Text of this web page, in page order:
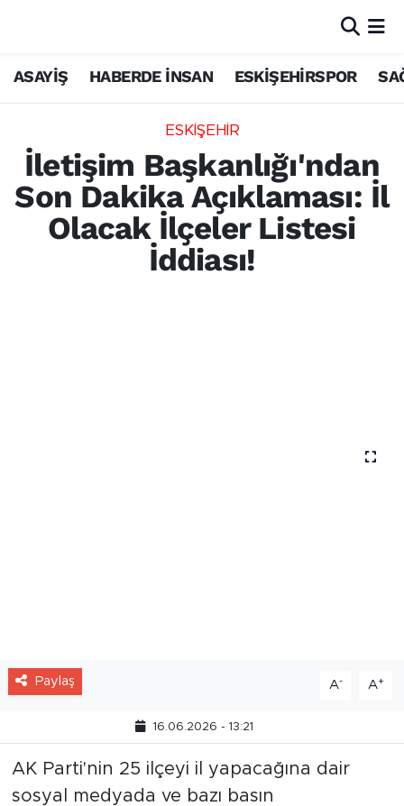
ESKİŞEHİR
İletişim Başkanlığı'ndan
Son Dakika Açıklaması: İl
Olacak İlçeler Listesi
İddiası!
Paylaş - +
AK Parti'nin 25 ilçeyi il yapacağına dair